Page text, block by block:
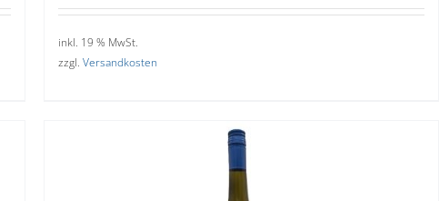
inkl. 19 % MwSt.
zzgl.Versandkosten